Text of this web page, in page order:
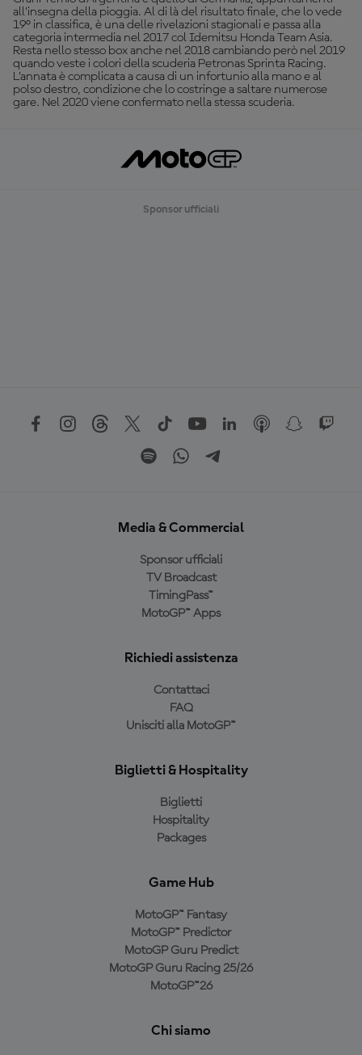
all’insegna della pioggia. Al di là del risultato finale, che lo vede
19° in classifica, è una delle rivelazioni stagionali e passa alla
categoria intermedia nel 2017 col Idemitsu Honda Team Asia.
Resta nello stesso box anche nel 2018 cambiando però nel 2019
quando veste i colori della scuderia Petronas Sprinta Racing.
L’annata è complicata a causa di un infortunio alla mano e al
polso destro, condizione che lo costringe a saltare numerose
gare. Nel 2020 viene confermato nella stessa scuderia.
Sponsor ufficiali
Media & Commercial
Sponsor ufficiali
TV Broadcast
TimingPass™
MotoGP™ Apps
Richiedi assistenza
Contattaci
FAQ
Unisciti alla MotoGP™
Biglietti & Hospitality
Biglietti
Hospitality
Packages
Game Hub
MotoGP™ Fantasy
MotoGP™ Predictor
MotoGP Guru Predict
MotoGP Guru Racing 25/26
MotoGP™26
Chi siamo